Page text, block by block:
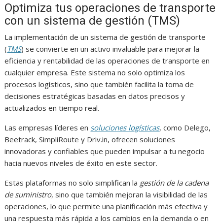
Optimiza tus operaciones de transporte
con un sistema de gestión (TMS)
La implementación de un sistema de gestión de transporte
(TMS) se convierte en un activo invaluable para mejorar la
eficiencia y rentabilidad de las operaciones de transporte en
cualquier empresa. Este sistema no solo optimiza los
procesos logísticos, sino que también facilita la toma de
decisiones estratégicas basadas en datos precisos y
actualizados en tiempo real.
Las empresas líderes en soluciones logísticas, como Delego,
Beetrack, SimpliRoute y Driv.in, ofrecen soluciones
innovadoras y confiables que pueden impulsar a tu negocio
hacia nuevos niveles de éxito en este sector.
Estas plataformas no solo simplifican la gestión de la cadena
de suministro, sino que también mejoran la visibilidad de las
operaciones, lo que permite una planificación más efectiva y
una respuesta más rápida a los cambios en la demanda o en